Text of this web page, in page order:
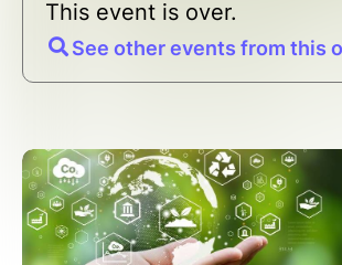
This event is over.
See other events from this